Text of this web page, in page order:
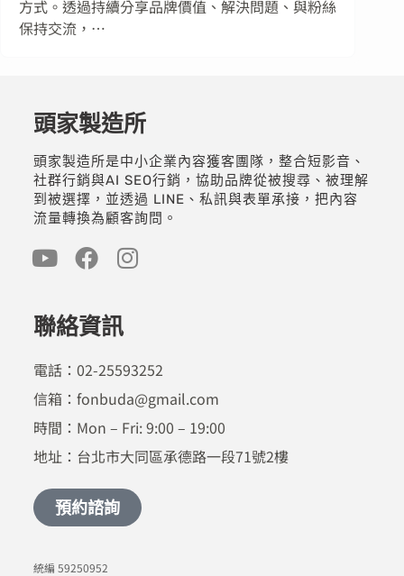
方式。透過持續分享品牌價值、解決問題、與粉絲
保持交流，…
頭家製造所
頭家製造所是中小企業內容獲客團隊，整合短影音、
社群行銷與AI SEO行銷，協助品牌從被搜尋、被理解
到被選擇，並透過 LINE、私訊與表單承接，把內容
流量轉換為顧客詢問。
聯絡資訊
電話：02-25593252
信箱：fonbuda@gmail.com
時間：Mon – Fri: 9:00 – 19:00
地址：台北市大同區承德路一段71號2樓
預約諮詢
統編 59250952